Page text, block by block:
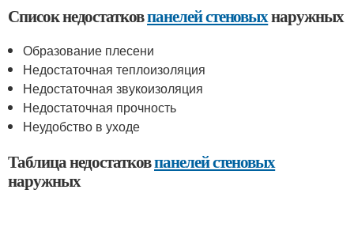
Список недостатковпанелей стеновыхнаружных
Образование плесени
Недостаточная теплоизоляция
Недостаточная звукоизоляция
Недостаточная прочность
Неудобство в уходе
Таблица недостатковпанелей стеновых
наружных